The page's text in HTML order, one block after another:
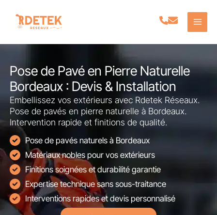
contenu
Pose de Pavé en Pierre Naturelle
Bordeaux : Devis & Installation
Embellissez vos extérieurs avec Rdetek Réseaux.
Pose de pavés en pierre naturelle à Bordeaux.
Intervention rapide et finitions de qualité.
Pose de pavés naturels à Bordeaux
Matériaux nobles pour vos extérieurs
Finitions soignées et durabilité garantie
Expertise technique sans sous-traitance
Interventions rapides et devis personnalisé